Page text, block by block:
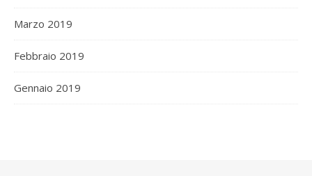
Marzo 2019
Febbraio 2019
Gennaio 2019